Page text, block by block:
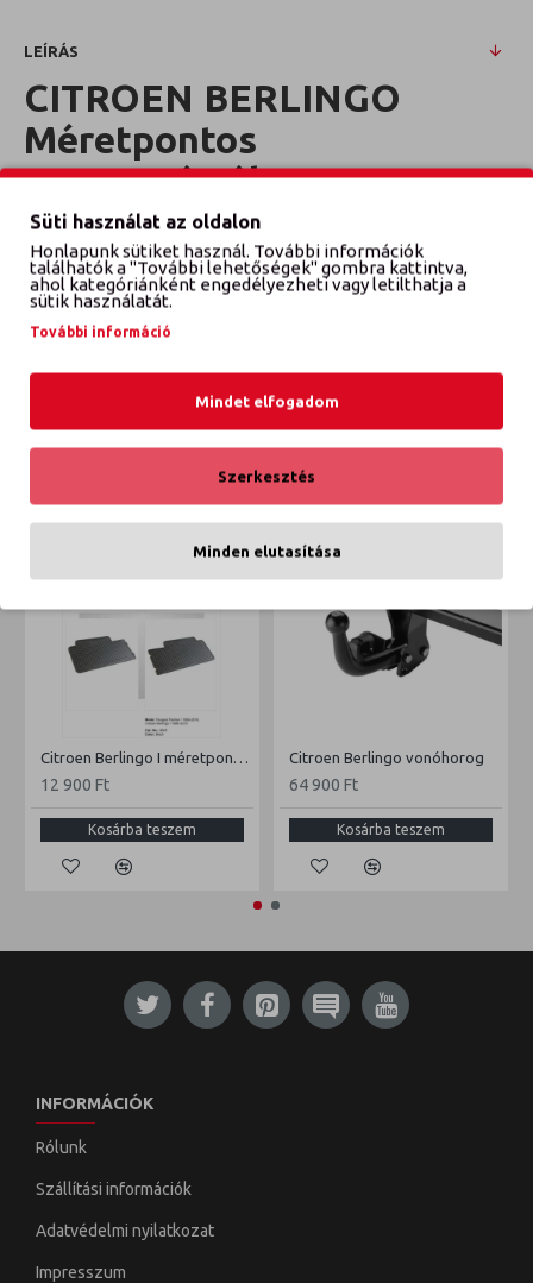
LEÍRÁS
CITROEN BERLINGO
Méretpontos
csomagtértálca
Évjárat: 1996-2007
Citroen Berlingo I méretpontos gumiszőnyeg garnitúra
12 900 Ft
Kosárba teszem
Citroen Berlingo vonóhorog
64 900 Ft
Kosárba teszem
INFORMÁCIÓK
Rólunk
Szállítási információk
Adatvédelmi nyilatkozat
Impresszum
Süti használat az oldalon
Honlapunk sütiket használ. További információk
találhatók a "További lehetőségek" gombra kattintva,
ahol kategóriánként engedélyezheti vagy letilthatja a
sütik használatát.
További információ
Mindet elfogadom
Szerkesztés
Minden elutasítása